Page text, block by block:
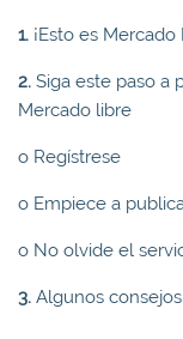
1. ¡Esto es Mercado
2. Siga este paso a
Mercado libre
o Regístrese
o Empiece a
o No olvide el
3. Algunos